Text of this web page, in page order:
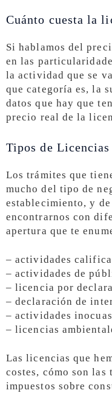
Cuánto cuesta la
Si hablamos del
en las
la actividad que se
que categoría es, la
datos que hay que
precio real de la
Tipos de
Los trámites que
mucho del tipo de
establecimiento, y
encontrarnos con
apertura que te
– actividades
– actividades de
– licencia por
– declaración de
– actividades inocuas
– licencias
Las licencias que
costes, cómo son las
impuestos sobre